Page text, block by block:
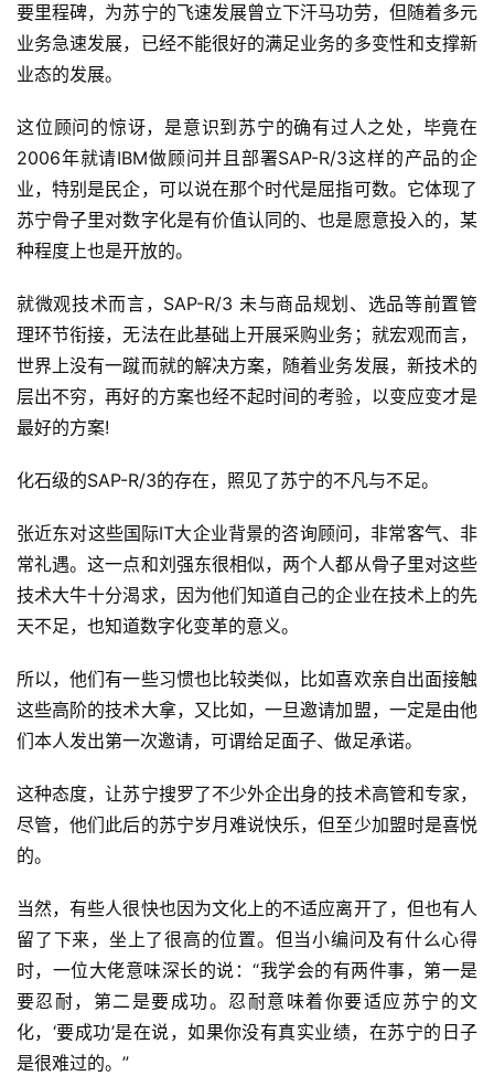
要里程碑，为苏宁的飞速发展曾立下汗马功劳，但随着多元
业务急速发展，已经不能很好的满足业务的多变性和支撑新
业态的发展。
这位顾问的惊讶，是意识到苏宁的确有过人之处，毕竟在
2006年就请IBM做顾问并且部署SAP-R/3这样的产品的企
业，特别是民企，可以说在那个时代是屈指可数。它体现了
苏宁骨子里对数字化是有价值认同的、也是愿意投入的，某
种程度上也是开放的。
就微观技术而言，SAP-R/3 未与商品规划、选品等前置管
理环节衔接，无法在此基础上开展采购业务；就宏观而言，
世界上没有一蹴而就的解决方案，随着业务发展，新技术的
层出不穷，再好的方案也经不起时间的考验，以变应变才是
最好的方案!
化石级的SAP-R/3的存在，照见了苏宁的不凡与不足。
张近东对这些国际IT大企业背景的咨询顾问，非常客气、非
常礼遇。这一点和刘强东很相似，两个人都从骨子里对这些
技术大牛十分渴求，因为他们知道自己的企业在技术上的先
天不足，也知道数字化变革的意义。
所以，他们有一些习惯也比较类似，比如喜欢亲自出面接触
这些高阶的技术大拿，又比如，一旦邀请加盟，一定是由他
们本人发出第一次邀请，可谓给足面子、做足承诺。
这种态度，让苏宁搜罗了不少外企出身的技术高管和专家，
尽管，他们此后的苏宁岁月难说快乐，但至少加盟时是喜悦
的。
当然，有些人很快也因为文化上的不适应离开了，但也有人
留了下来，坐上了很高的位置。但当小编问及有什么心得
时，一位大佬意味深长的说：“我学会的有两件事，第一是
要忍耐，第二是要成功。忍耐意味着你要适应苏宁的文
化，‘要成功’是在说，如果你没有真实业绩，在苏宁的日子
是很难过的。”